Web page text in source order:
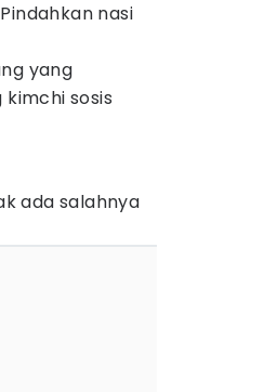
nasi
yang
sosis
ada salahnya